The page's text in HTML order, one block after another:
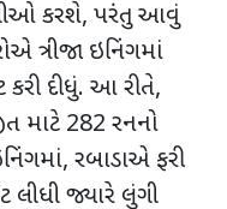
કરશે, પરંતુ આવું
ત્રીજા ઇનિંગમાં
દીધું. આ રીતે,
માટે 282 રનનો
, રબાડાએ ફરી
લીધી જ્યારે લુંગી